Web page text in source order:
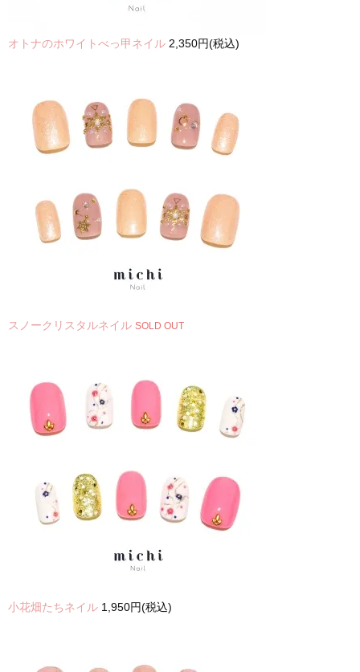
オトナのホワイトべっ甲ネイル 2,350円(税込)
スノークリスタルネイル SOLD OUT
小花畑たちネイル 1,950円(税込)